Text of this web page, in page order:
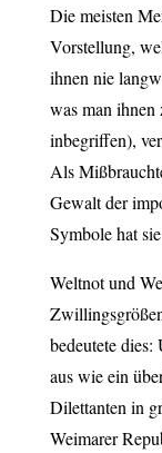
Die meisten
Vorstellung,
ihnen nie
was man
inbegriffen),
Als
Gewalt der
Symbole hat
Weltnot und
bedeutete
aus wie ein
Dilettanten in
Weimarer